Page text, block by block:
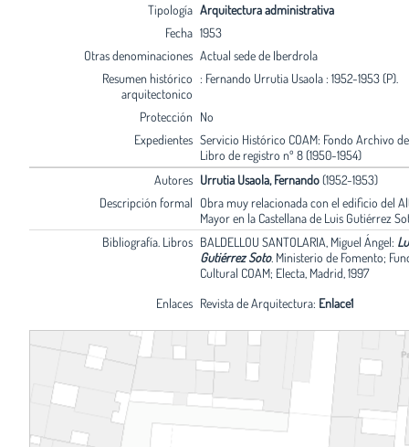
Tipología Arquitectura administrativa
Fecha 1953
Otras denominaciones Actual sede de Iberdrola
Resumen histórico
arquitectonico
: Fernando Urrutia Usaola : 1952-1953 (P).
Protección No
Expedientes Servicio Histórico COAM: Fondo Archivo
Libro de registro nº 8 (1950-1954)
Autores Urrutia Usaola, Fernando(1952-1953)
Descripción formal Obra muy relacionada con el edificio del
Mayor en la Castellana de Luis Gutiérrez
Bibliografía. Libros BALDELLOU SANTOLARIA, Miguel Ángel:
Gutiérrez Soto. Ministerio de Fomento;
Cultural COAM; Electa, Madrid, 1997
Enlaces Revista de Arquitectura: Enlace1